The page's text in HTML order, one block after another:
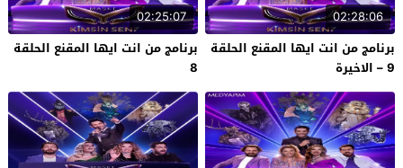
02:28:06
برنامج من انت ايها المقنع الحلقة
9 – الاخيرة
02:25:07
برنامج من انت ايها المقنع الحلقة
8